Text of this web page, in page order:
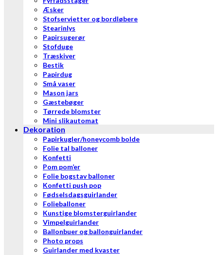
Æsker
Stofservietter og bordløbere
Stearinlys
Papirsugerør
Stofduge
Træskiver
Bestik
Papirdug
Små vaser
Mason jars
Gæstebøger
Tørrede blomster
Mini slikautomat
Dekoration
Papirkugler/honeycomb bolde
Folie tal balloner
Konfetti
Pom pom’er
Folie bogstav balloner
Konfetti push pop
Fødselsdagsguirlander
Folieballoner
Kunstige blomsterguirlander
Vimpelguirlander
Ballonbuer og ballonguirlander
Photo props
Guirlander med kvaster